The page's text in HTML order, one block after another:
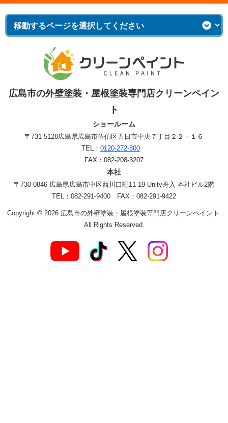
広島市の外壁塗装・屋根塗装専門店クリーンペイン
ト
ショールーム
〒731-5128広島県広島市佐伯区五日市中央７丁目２２－１６
TEL： 0120-272-800
FAX：082-208-3207
本社
〒730-0846 広島県広島市中区西川口町11-19 Unity舟入 本社ビル2階
TEL：082-291-9400 FAX：082-291-9422
Copyright © 2026 広島市の外壁塗装・屋根塗装専門店クリーンペイント.
All Rights Reserved.